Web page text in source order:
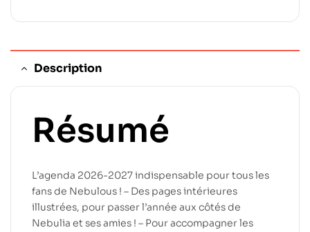
Description
Résumé
L’agenda 2026-2027 indispensable pour tous les
fans de Nebulous ! – Des pages intérieures
illustrées, pour passer l’année aux côtés de
Nebulia et ses amies ! – Pour accompagner les